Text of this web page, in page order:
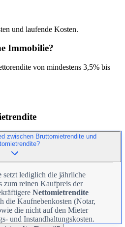
und laufende Kosten.
Immobilie?
von mindestens 3,5% bis
zwischen Bruttomietrendite und
setzt lediglich die jährliche
zum reinen Kaufpreis der
Nettomietrendite
die Kaufnebenkosten (Notar,
die nicht auf den Mieter
und Instandhaltungskosten.